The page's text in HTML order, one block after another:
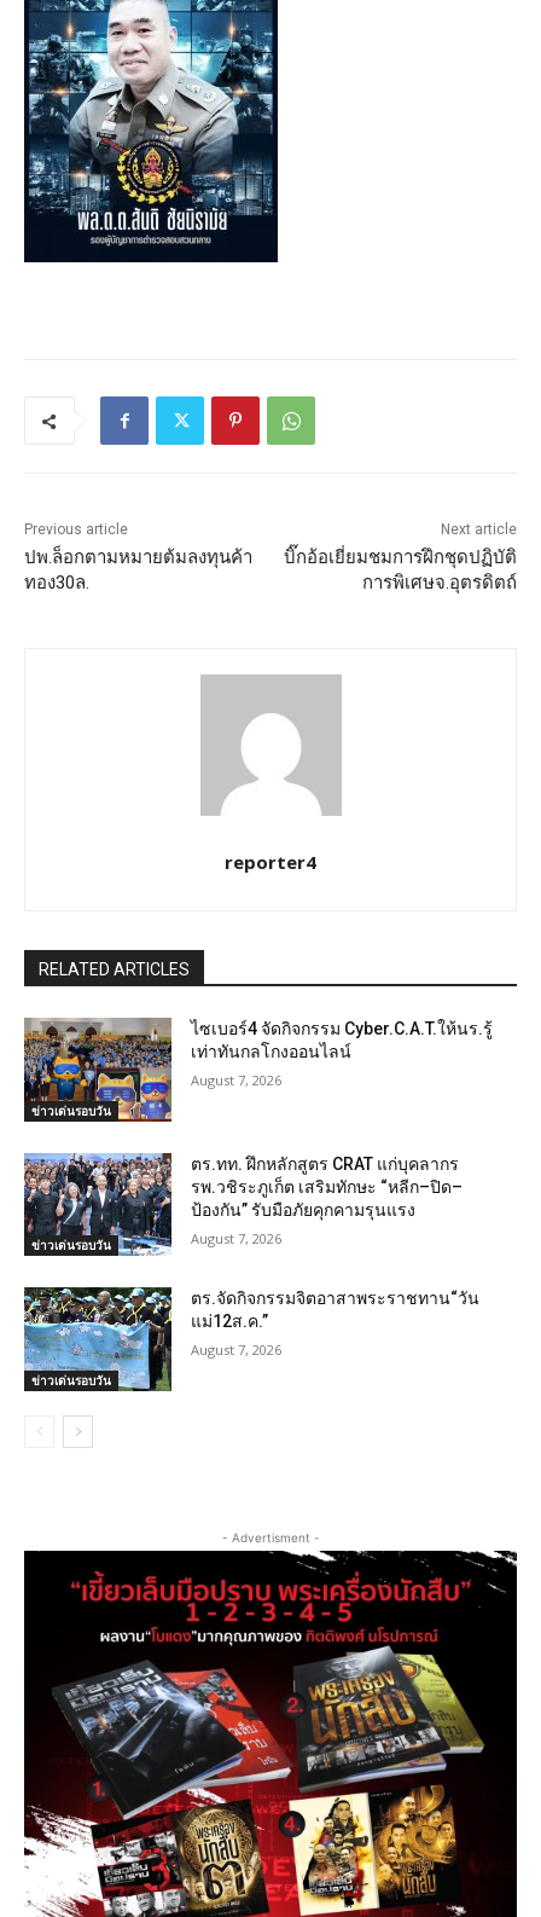
Previous article
ปพ.ล็อกตามหมายต้มลงทุนค้า
ทอง30ล.
Next article
บิ๊กอ้อเยี่ยมชมการฝึกชุดปฏิบัติ
การพิเศษจ.อุตรดิตถ์
reporter4
RELATED ARTICLES
ข่าวเด่นรอบวัน
ไซเบอร์4 จัดกิจกรรม Cyber.C.A.T.ให้นร.รู้
เท่าทันกลโกงออนไลน์
August 7, 2026
ข่าวเด่นรอบวัน
ตร.ทท. ฝึกหลักสูตร CRAT แก่บุคลากร
รพ.วชิระภูเก็ต เสริมทักษะ “หลีก–ปิด–
ป้องกัน” รับมือภัยคุกคามรุนแรง
August 7, 2026
ข่าวเด่นรอบวัน
ตร.จัดกิจกรรมจิตอาสาพระราชทาน“วัน
แม่12ส.ค.”
August 7, 2026
- Advertisment -